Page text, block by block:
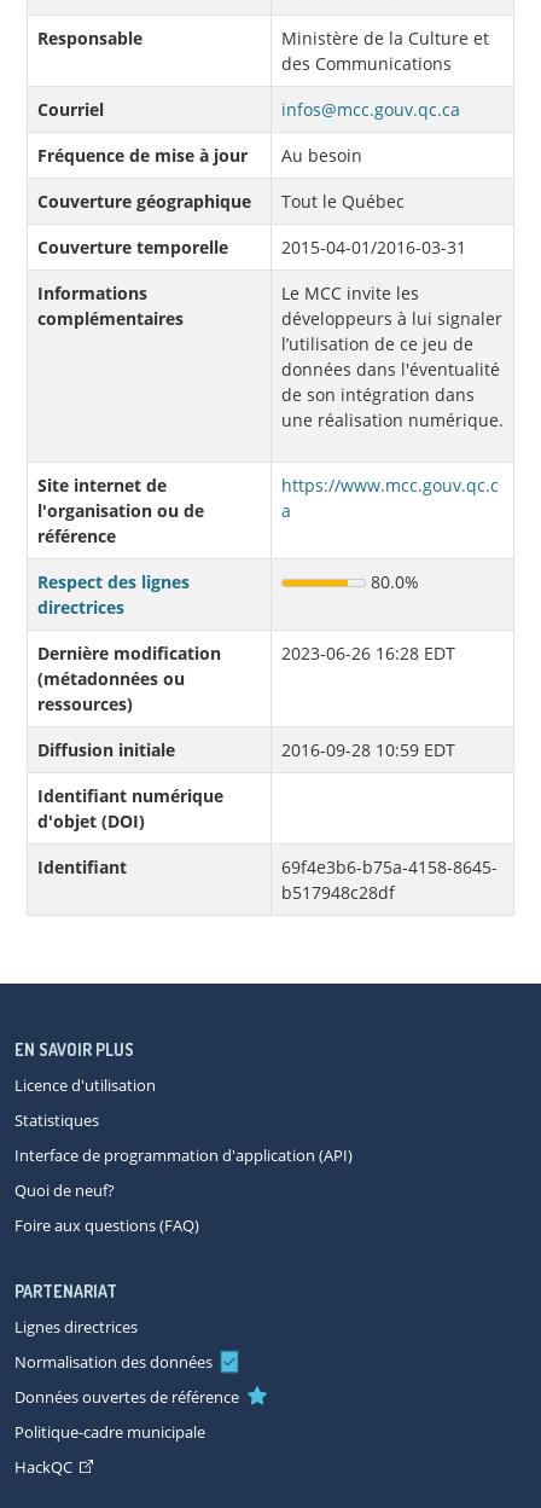
Responsable
Ministère de la Culture et
des Communications
Courriel
infos@mcc.gouv.qc.ca
Fréquence de mise à jour
Au besoin
Couverture géographique
Tout le Québec
Couverture temporelle
2015-04-01/2016-03-31
Informations
complémentaires
Le MCC invite les
développeurs à lui signaler
l’utilisation de ce jeu de
données dans l'éventualité
de son intégration dans
une réalisation numérique.
Site internet de
l'organisation ou de
référence
https://www.mcc.gouv.qc.c
a
Respect des lignes
directrices
80.0%
Dernière modification
(métadonnées ou
ressources)
2023-06-26 16:28 EDT
Diffusion initiale
2016-09-28 10:59 EDT
Identifiant numérique
d'objet (DOI)
Identifiant
69f4e3b6-b75a-4158-8645-
b517948c28df
EN SAVOIR PLUS
Licence d'utilisation
Statistiques
Interface de programmation d'application (API)
Quoi de neuf?
Foire aux questions (FAQ)
PARTENARIAT
Lignes directrices
Normalisation des données
Données ouvertes de référence
Politique-cadre municipale
HackQC